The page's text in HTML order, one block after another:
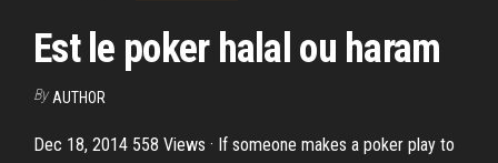
Est le poker halal ou haram
By AUTHOR
Dec 18, 2014 558 Views · If someone makes a poker play to